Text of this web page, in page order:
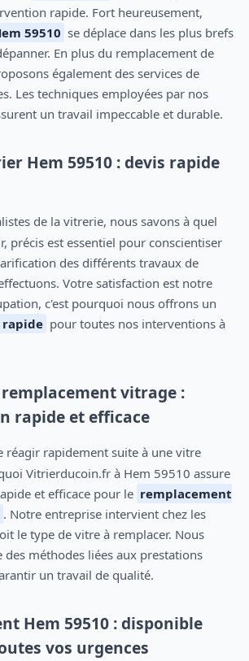
rapide. Fort heureusement,
59510 se déplace dans les plus brefs
En plus du remplacement de
également des services de
Les techniques employées par nos
un travail impeccable et durable.
Hem 59510 : devis rapide
précis est essentiel pour conscientiser
des différents travaux de
Votre satisfaction est notre
c'est pourquoi nous offrons un
pour toutes nos interventions à
remplacement vitrage :
rapide et efficace
Vitrierducoin.fr à Hem 59510 assure
et efficace pour le remplacement
. Notre entreprise intervient chez les
le type de vitre à remplacer. Nous
méthodes liées aux prestations
un travail de qualité.
Hem 59510 : disponible
vos urgences